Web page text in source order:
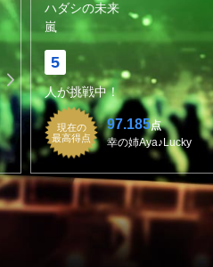
ハダシの未来
嵐
5
人が挑戦中！
現在の
最高得点
97.185点
幸の姉Aya♪Lucky